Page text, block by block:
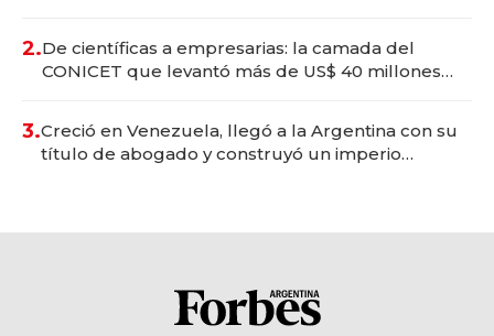
2.De científicas a empresarias: la camada del
CONICET que levantó más de US$ 40 millones
3.Creció en Venezuela, llegó a la Argentina con su
título de abogado y construyó un imperio